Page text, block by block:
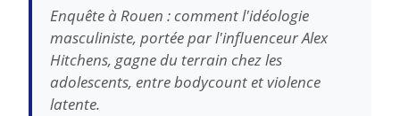
Enquête à Rouen : comment l'idéologie
masculiniste, portée par l'influenceur Alex
Hitchens, gagne du terrain chez les
adolescents, entre bodycount et violence
latente.